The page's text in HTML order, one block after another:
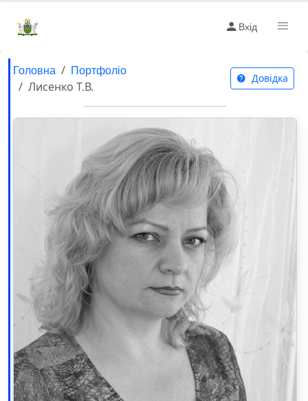
Вхід
Головна Портфоліо
Лисенко Т.В.
Довідка